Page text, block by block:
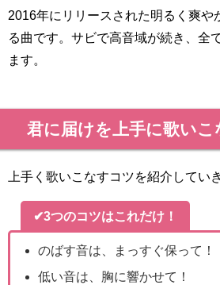
2016年にリリースされた明るく爽や
る曲です。サビで高音域が続き、全
ます。
君に届けを上手に歌い
上手く歌いこなすコツを紹介してい
✔3つのコツはこれだけ！
のばす音は、まっすぐ保って！
低い音は、胸に響かせて！